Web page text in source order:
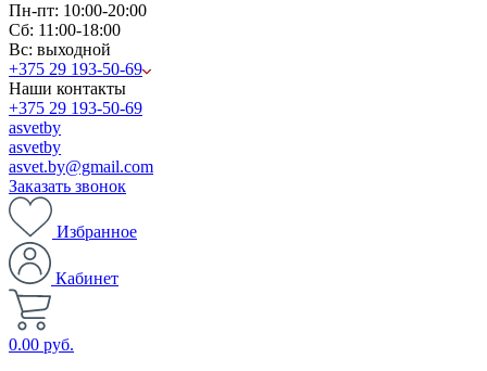
Пн-пт: 10:00-20:00
Сб: 11:00-18:00
Вс: выходной
+375 29 193-50-69
Наши контакты
+375 29 193-50-69
asvetby
asvetby
asvet.by@gmail.com
Заказать звонок
Избранное
Кабинет
0.00 руб.